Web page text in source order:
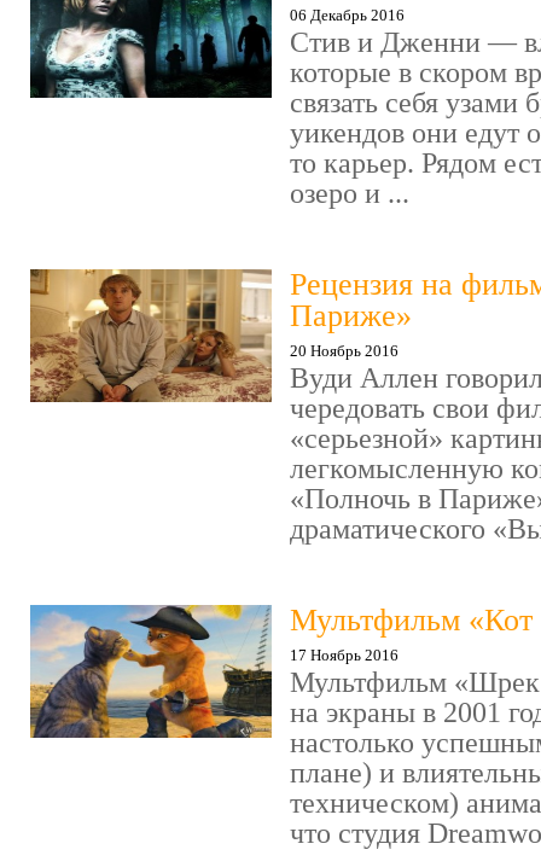
06 Декабрь 2016
Стив и Дженни —
которые в скором
связать себя узами
уикендов они едут
то карьер. Рядом
озеро и ...
Рецензия на
Париже»
20 Ноябрь 2016
Вуди Аллен
чередовать свои
«серьезной»
легкомысленную
«Полночь в
драматического
Мультфильм «Кот
17 Ноябрь 2016
Мультфильм
на экраны в 2001
настолько
плане) и
техническом)
что студия